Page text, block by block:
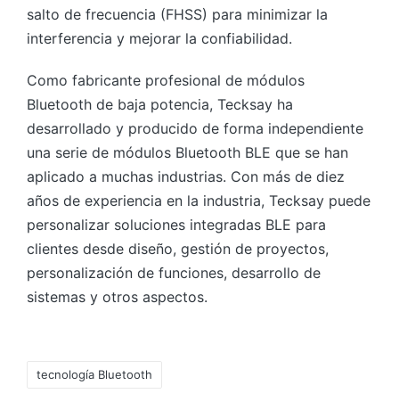
salto de frecuencia (FHSS) para minimizar la
interferencia y mejorar la confiabilidad.
Como fabricante profesional de módulos
Bluetooth de baja potencia, Tecksay ha
desarrollado y producido de forma independiente
una serie de módulos Bluetooth BLE que se han
aplicado a muchas industrias. Con más de diez
años de experiencia en la industria, Tecksay puede
personalizar soluciones integradas BLE para
clientes desde diseño, gestión de proyectos,
personalización de funciones, desarrollo de
sistemas y otros aspectos.
tecnología Bluetooth